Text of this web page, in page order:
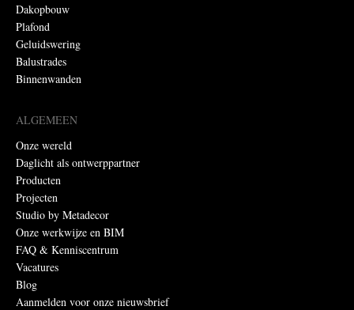
Dakopbouw
Plafond
Geluidswering
Balustrades
Binnenwanden
ALGEMEEN
Onze wereld
Daglicht als ontwerppartner
Producten
Projecten
Studio by Metadecor
Onze werkwijze en BIM
FAQ & Kenniscentrum
Vacatures
Blog
Aanmelden voor onze nieuwsbrief